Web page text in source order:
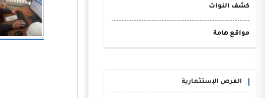
كشف النوات
مواقع هامة
الفرص الإستثمارية